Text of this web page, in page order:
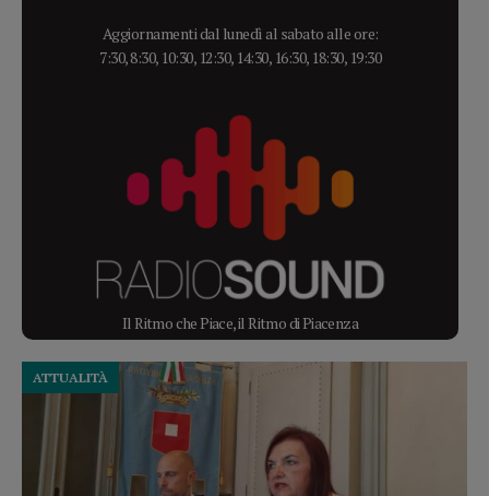
Aggiornamenti dal lunedì al sabato alle ore:
7:30, 8:30, 10:30, 12:30, 14:30, 16:30, 18:30, 19:30
Il Ritmo che Piace, il Ritmo di Piacenza
ATTUALITÀ